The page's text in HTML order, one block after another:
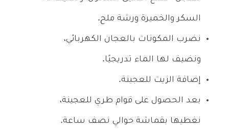
السكر والخميرة ورشة ملح.
نضرب المكونات بالعجان الكهربائي،
ونضيف لها الماء تدريجيًا.
إضافة الزيت للعجينة.
بعد الحصول على قوام طري للعجينة،
نغطيها بقماشة حوالي نصف ساعة.